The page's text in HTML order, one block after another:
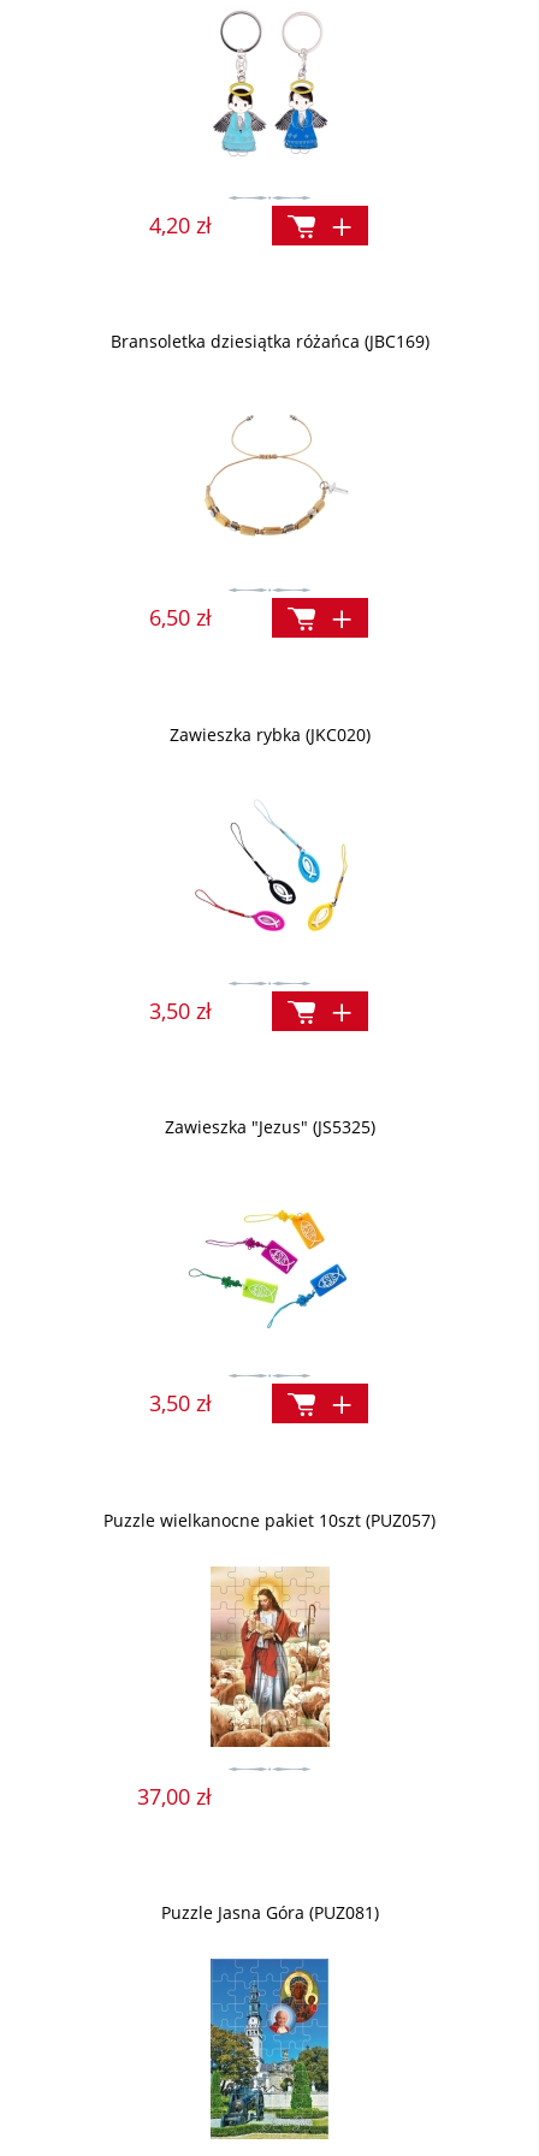
4,20 zł
Bransoletka dziesiątka różańca (JBC169)
6,50 zł
Zawieszka rybka (JKC020)
3,50 zł
Zawieszka "Jezus" (JS5325)
3,50 zł
Puzzle wielkanocne pakiet 10szt (PUZ057)
37,00 zł
Puzzle Jasna Góra (PUZ081)